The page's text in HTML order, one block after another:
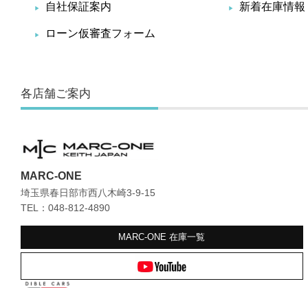
自社保証案内 新着在庫情報
ローン仮審査フォーム
各店舗ご案内
MARC-ONE
埼玉県春日部市西八木崎3-9-15
TEL：048-812-4890
MARC-ONE在庫一覧